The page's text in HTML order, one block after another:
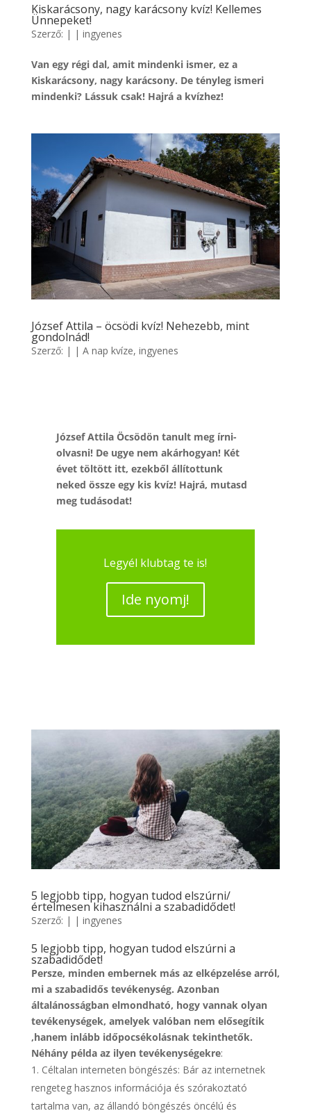
Kiskarácsony, nagy karácsony kvíz! Kellemes
Ünnepeket!
Szerző: | | ingyenes
Van egy régi dal, amit mindenki ismer, ez a
Kiskarácsony, nagy karácsony. De tényleg ismeri
mindenki? Lássuk csak! Hajrá a kvízhez!
József Attila – öcsödi kvíz! Nehezebb, mint
gondolnád!
Szerző: | | A nap kvíze, ingyenes
József Attila Öcsödön tanult meg írni-
olvasni! De ugye nem akárhogyan! Két
évet töltött itt, ezekből állítottunk
neked össze egy kis kvíz! Hajrá, mutasd
meg tudásodat!
Legyél klubtag te is!
Ide nyomj!
5 legjobb tipp, hogyan tudod elszúrni/
értelmesen kihasználni a szabadidődet!
Szerző: | | ingyenes
5 legjobb tipp, hogyan tudod elszúrni a
szabadidődet!
Persze, minden embernek más az elképzelése arról,
mi a szabadidős tevékenység. Azonban
általánosságban elmondható, hogy vannak olyan
tevékenységek, amelyek valóban nem elősegítik
,hanem inlább időpocsékolásnak tekinthetők.
Néhány példa az ilyen tevékenységekre:
Céltalan interneten böngészés: Bár az internetnek
rengeteg hasznos információja és szórakoztató
tartalma van, az állandó böngészés öncélú és